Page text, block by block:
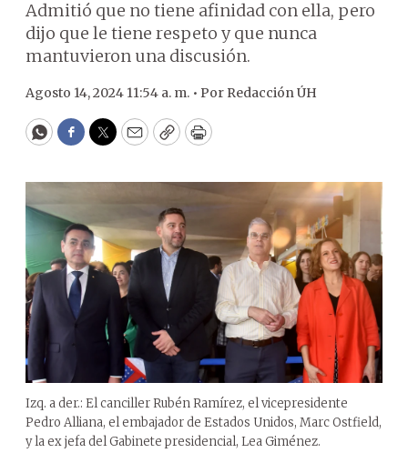
Admitió que no tiene afinidad con ella, pero
dijo que le tiene respeto y que nunca
mantuvieron una discusión.
Agosto 14, 2024 11:54 a. m. • Por Redacción ÚH
WhatsApp
Facebook
Twitter
EmailCopyPrint
Izq. a der.: El canciller Rubén Ramírez, el vicepresidente
Pedro Alliana, el embajador de Estados Unidos, Marc Ostfield,
y la ex jefa del Gabinete presidencial, Lea Giménez.